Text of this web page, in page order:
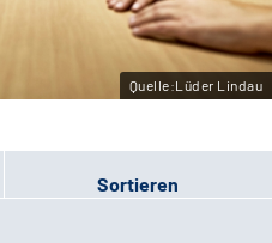
Quelle:Lüder Lindau
Sortieren